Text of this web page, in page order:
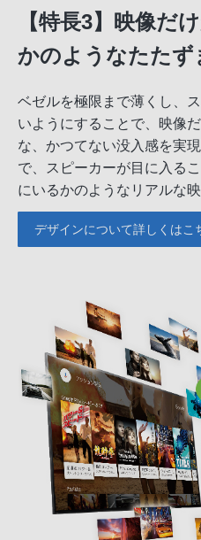
【特長3】映像だ
かのようなたたず
ベゼルを極限まで薄くし、
いようにすることで、映像
な、かつてない没入感を実
で、スピーカーが目に入る
にいるかのようなリアルな
デザインについて詳しくはこ